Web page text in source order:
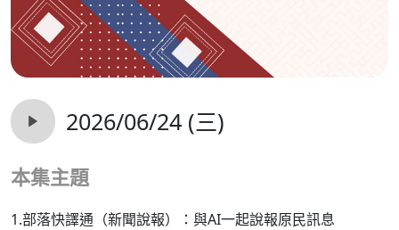
2026/06/24 (三)
本集主題
1.部落快譯通（新聞說報）：與AI一起說報原民訊息